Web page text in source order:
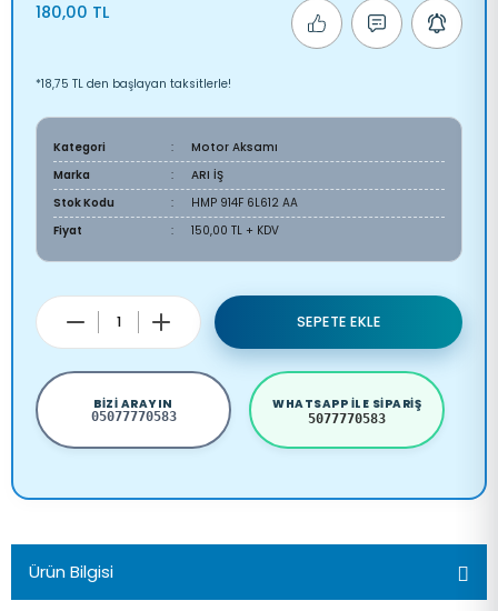
180,00 TL
*18,75 TL den başlayan taksitlerle!
Kategori
Motor Aksamı
Marka
ARI İŞ
Stok Kodu
HMP 914F 6L612 AA
Fiyat
150,00 TL + KDV
SEPETE EKLE
BIZI ARAYIN
05077770583
WHATSAPP ILE SIPARIŞ
5077770583
Ürün Bilgisi